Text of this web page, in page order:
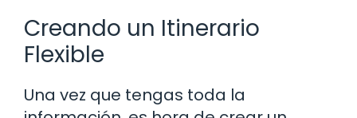
Creando un Itinerario
Flexible
Una vez que tengas toda la